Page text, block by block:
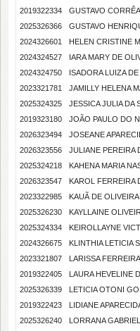
2019322334
GUSTAVO
2025326366
GUSTAVO
2024326601
HELEN CRISTINE
2024324527
IARA MARY DE
2024324750
ISADORA LUIZA
2023321781
JAMILLY HELENA
2025324325
JESSICA JULIA DA
2019323180
JOÃO PAULO DO
2026323494
JOSEANE
2026323556
JULIANE PEREIRA
2025324218
KAHENA MARIA
2026323547
KAROL FERREIRA
2023322985
KAUÃ DE OLIVEIRA
2025326230
KAYLLAINE
2025324334
KEIROLLAYNE
2024326675
KLINTHIA LETICIA
2023321807
LARISSA
2019322405
LAURA HEVELINE
2025326339
LETICIA OTONI
2019322423
LIDIANE
2025326240
LORRANA